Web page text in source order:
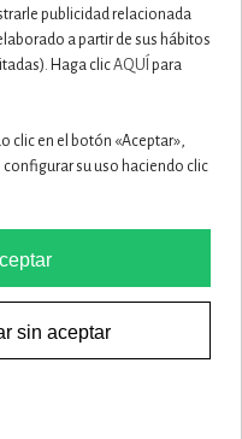
COFRE CREMA
DUO SET XMAS 2025
PUR 150
publicidad relacionada
a partir de sus hábitos
Haga clicAQUÍ para
clic en el botón «Aceptar»,
su uso haciendo clic
sin aceptar